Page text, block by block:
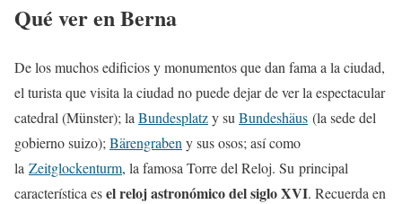
Qué ver en Berna
De los muchos edificios y monumentos que dan fama a la ciudad,
el turista que visita la ciudad no puede dejar de ver la espectacular
catedral (Münster); la Bundesplatzy su Bundeshäus (la sede del
gobierno suizo); Bärengraben y sus osos; así como
la Zeitglockenturm, la famosa Torre del Reloj. Su principal
característica esel reloj astronómico del siglo XVI. Recuerda en